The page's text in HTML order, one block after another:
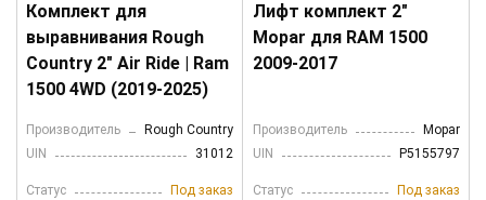
Комплект для
выравнивания Rough
Country 2" Air Ride | Ram
1500 4WD (2019-2025)
Производитель
Rough Country
UIN
31012
Статус Под заказ
Лифт комплект 2"
Mopar для RAM 1500
2009-2017
Производитель
Mopar
UIN
P5155797
Статус Под заказ